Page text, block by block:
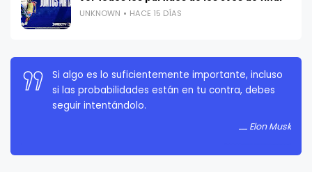
UNKNOWN HACE 15 DÍAS
Si algo es lo suficientemente importante, incluso
si las probabilidades están en tu contra, debes
seguir intentándolo.
Elon Musk